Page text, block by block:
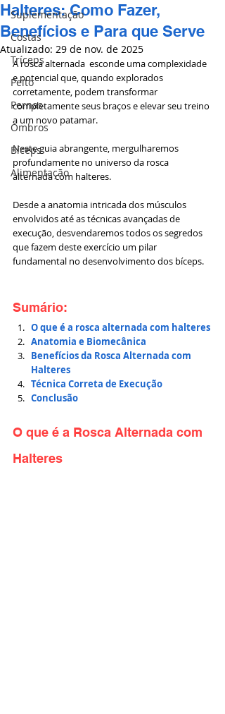
Suplementação
Costas
Tríceps
Peito
Pernas
Ombros
Bíceps
Alimentação
Halteres: Como Fazer,
Benefícios e Para que Serve
Atualizado: 29 de nov. de 2025
A rosca alternada  esconde uma complexidade
e potencial que, quando explorados
corretamente, podem transformar
completamente seus braços e elevar seu treino
a um novo patamar.
Neste guia abrangente, mergulharemos
profundamente no universo da rosca
alternada com halteres.
Desde a anatomia intricada dos músculos
envolvidos até as técnicas avançadas de
execução, desvendaremos todos os segredos
que fazem deste exercício um pilar
fundamental no desenvolvimento dos bíceps.
Sumário:
O que é a rosca alternada com halteres
Anatomia e Biomecânica
Benefícios da Rosca Alternada com
Halteres
Técnica Correta de Execução
Conclusão
O que é a Rosca Alternada com
Halteres